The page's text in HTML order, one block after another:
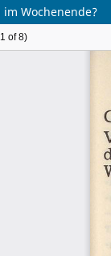
Wochenende?